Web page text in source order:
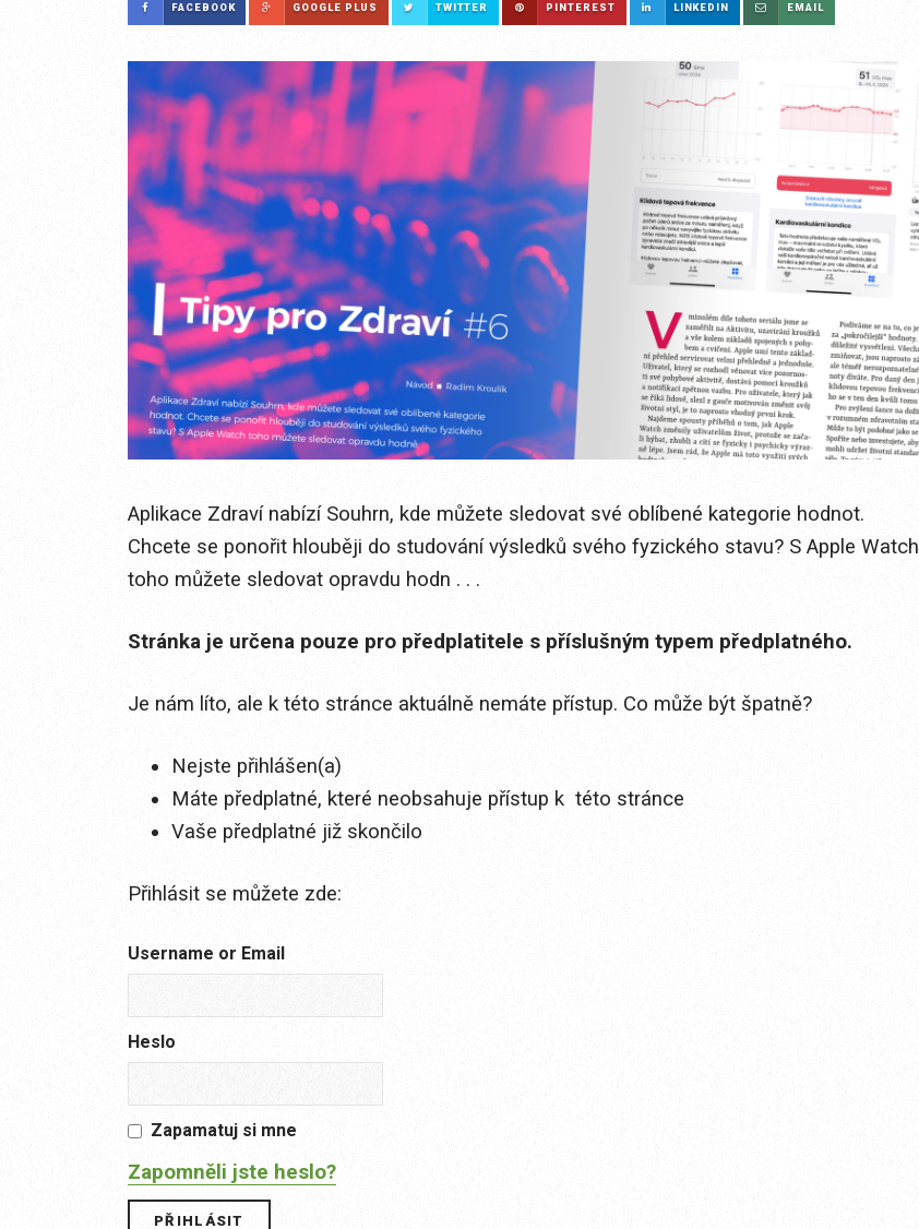
FACEBOOK GOOGLE PLUS TWITTER PINTEREST LINKEDIN EMAIL
Aplikace Zdraví nabízí Souhrn, kde můžete sledovat své oblíbené kategorie hodnot.
Chcete se ponořit hlouběji do studování výsledků svého fyzického stavu? S Apple Watch
toho můžete sledovat opravdu hodn . . .
Stránka je určena pouze pro předplatitele s příslušným typem předplatného.
Je nám líto, ale k této stránce aktuálně nemáte přístup. Co může být špatně?
Nejste přihlášen(a)
Máte předplatné, které neobsahuje přístup k této stránce
Vaše předplatné již skončilo
Přihlásit se můžete zde:
Username or Email
Heslo
Zapamatuj si mne
Zapomněli jste heslo?